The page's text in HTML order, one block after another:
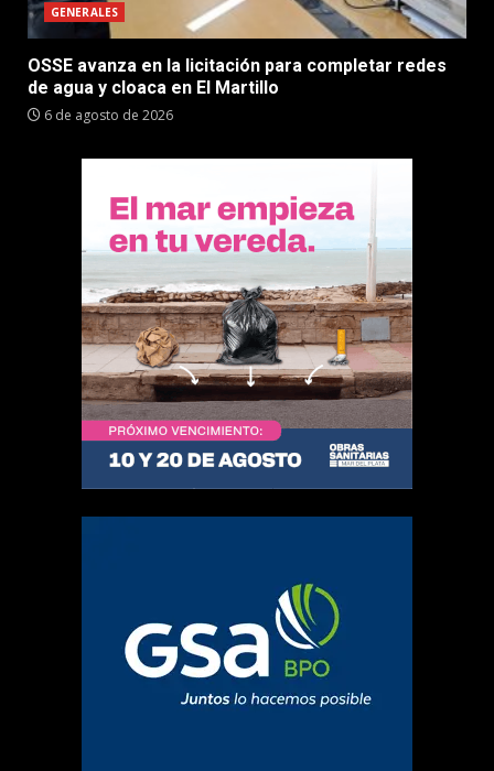
GENERALES
OSSE avanza en la licitación para completar redes
de agua y cloaca en El Martillo
6 de agosto de 2026